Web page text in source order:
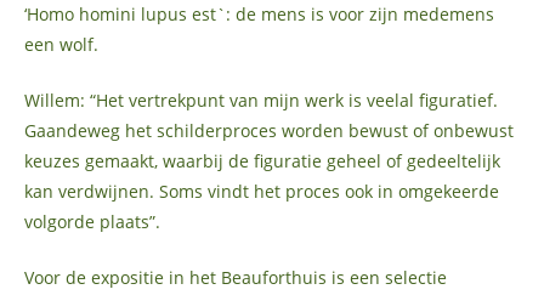
‘Homo homini lupus est`: de mens is voor zijn medemens
een wolf.
Willem: “Het vertrekpunt van mijn werk is veelal figuratief.
Gaandeweg het schilderproces worden bewust of onbewust
keuzes gemaakt, waarbij de figuratie geheel of gedeeltelijk
kan verdwijnen. Soms vindt het proces ook in omgekeerde
volgorde plaats”.
Voor de expositie in het Beauforthuis is een selectie